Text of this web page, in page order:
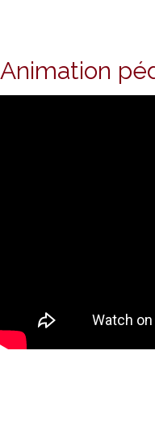
Animation